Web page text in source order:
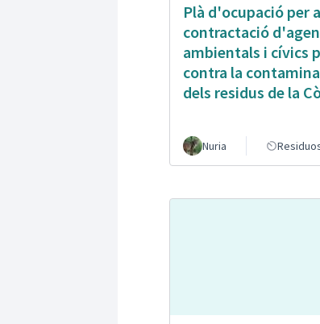
Plà d'ocupació per
contractació
ambientals i cívics
contra la
dels residus de la
Nuria